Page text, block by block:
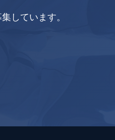
しています。